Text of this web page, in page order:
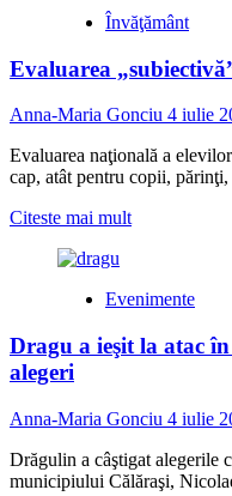
Învăţământ
Evaluarea
Anna-Maria Gonciu 4 iulie
Evaluarea naţională a
cap, atât pentru copii, părinţi,
Citeste mai multRead
„subiectivă”
elevilor,
Evenimente
Dragu a ieşit la atac
alegeri
Anna-Maria Gonciu 4 iulie
Drăgulin a câştigat alegerile
municipiului Călăraşi,